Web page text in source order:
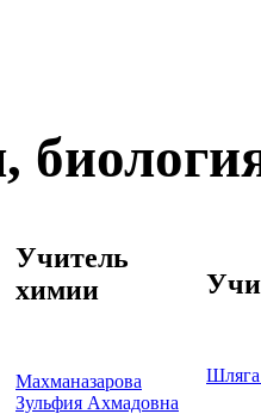
Учитель
химии
Махманазарова
Зульфия Ахмадовна
Шляга